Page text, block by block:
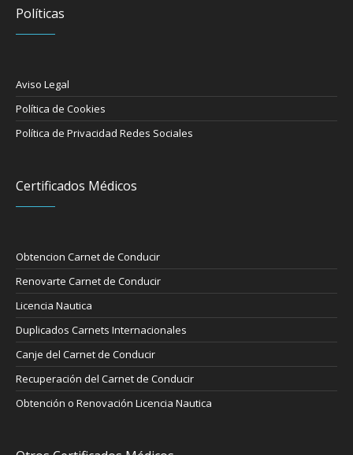
Políticas
Aviso Legal
Política de Cookies
Política de Privacidad Redes Sociales
Certificados Médicos
Obtencion Carnet de Conducir
Renovarte Carnet de Conducir
Licencia Nautica
Duplicados Carnets Internacionales
Canje del Carnet de Conducir
Recuperación del Carnet de Conducir
Obtención o Renovación Licencia Nautica